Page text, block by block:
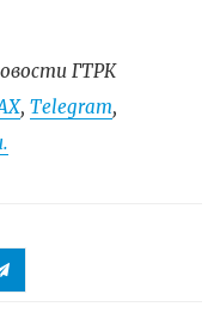
ГТРК
, Telegram,